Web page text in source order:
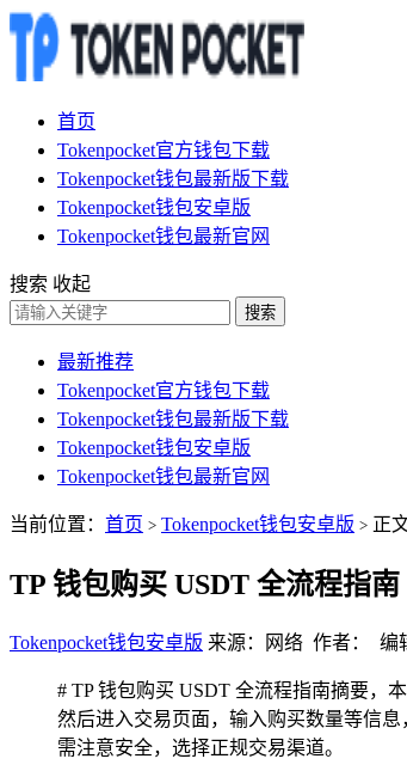
首页
Tokenpocket官方钱包下载
Tokenpocket钱包最新版下载
Tokenpocket钱包安卓版
Tokenpocket钱包最新官网
搜索 收起
搜索
最新推荐
Tokenpocket官方钱包下载
Tokenpocket钱包最新版下载
Tokenpocket钱包安卓版
Tokenpocket钱包最新官网
当前位置： 首页 > Tokenpocket钱包安卓版 > 正
TP 钱包购买 USDT 全流程指南
Tokenpocket钱包安卓版 来源：网络 作者： 编
# TP 钱包购买 USDT 全流程指南摘要，
然后进入交易页面，输入购买数量等信
需注意安全，选择正规交易渠道。